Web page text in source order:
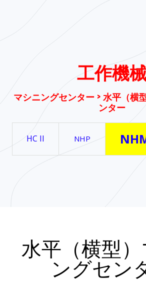
工作機
マシニングセンター > 水平（横
ンター
HC II NHP
水平（横型
ングセン